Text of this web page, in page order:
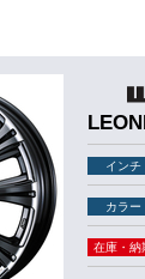
インチ
カラー
在庫・納